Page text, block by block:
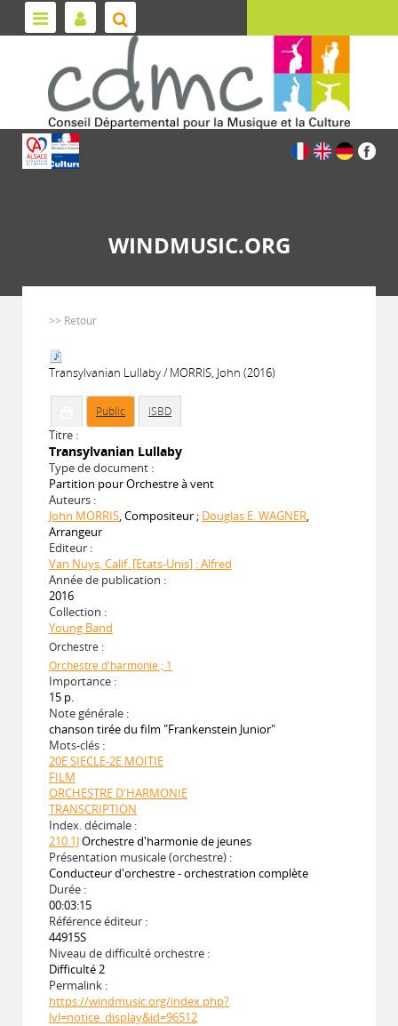
WINDMUSIC.ORG
>> Retour
Transylvanian Lullaby / MORRIS, John (2016)
Public ISBD
Titre :
Transylvanian Lullaby
Type de document :
Partition pour Orchestre à vent
Auteurs :
John MORRIS, Compositeur ; Douglas E. WAGNER,
Arrangeur
Editeur :
Van Nuys, Calif. [Etats-Unis] : Alfred
Année de publication :
2016
Collection :
Young Band
Orchestre :
Orchestre d'harmonie ; 1
Importance :
15 p.
Note générale :
chanson tirée du film "Frankenstein Junior"
Mots-clés :
20E SIECLE-2E MOITIE
FILM
ORCHESTRE D'HARMONIE
TRANSCRIPTION
Index. décimale :
210.1JOrchestre d'harmonie de jeunes
Présentation musicale (orchestre) :
Conducteur d'orchestre - orchestration complète
Durée :
00:03:15
Référence éditeur :
44915S
Niveau de difficulté orchestre :
Difficulté 2
Permalink :
https://windmusic.org/index.php?
lvl=notice_display&id=96512